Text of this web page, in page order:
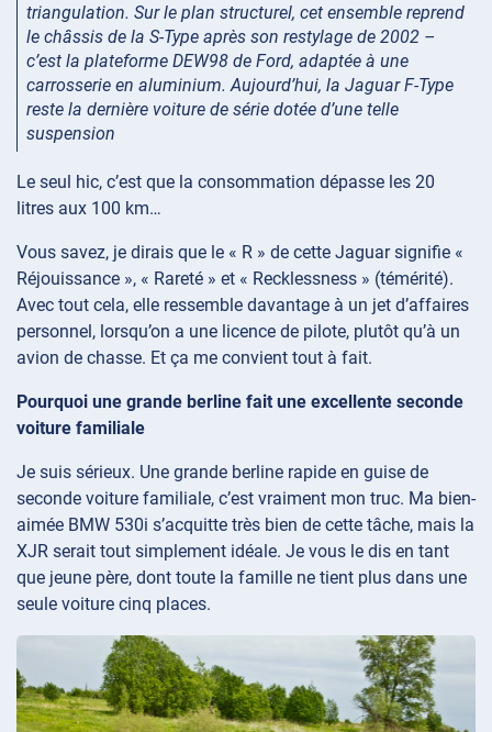
triangulation. Sur le plan structurel, cet ensemble reprend
le châssis de la S-Type après son restylage de 2002 –
c’est la plateforme DEW98 de Ford, adaptée à une
carrosserie en aluminium. Aujourd’hui, la Jaguar F-Type
reste la dernière voiture de série dotée d’une telle
suspension
Le seul hic, c’est que la consommation dépasse les 20
litres aux 100 km…
Vous savez, je dirais que le « R » de cette Jaguar signifie «
Réjouissance », « Rareté » et « Recklessness » (témérité).
Avec tout cela, elle ressemble davantage à un jet d’affaires
personnel, lorsqu’on a une licence de pilote, plutôt qu’à un
avion de chasse. Et ça me convient tout à fait.
Pourquoi une grande berline fait une excellente seconde
voiture familiale
Je suis sérieux. Une grande berline rapide en guise de
seconde voiture familiale, c’est vraiment mon truc. Ma bien-
aimée BMW 530i s’acquitte très bien de cette tâche, mais la
XJR serait tout simplement idéale. Je vous le dis en tant
que jeune père, dont toute la famille ne tient plus dans une
seule voiture cinq places.